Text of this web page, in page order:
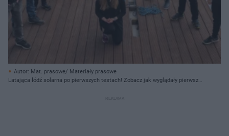
Autor: Mat. prasowe/ Materiały prasowe
Latająca łódź solarna po pierwszych testach! Zobacz jak wyglądały pierwsze